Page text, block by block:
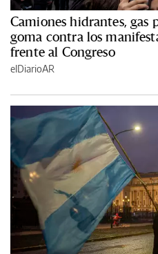
Camiones hidrantes, gas
goma contra los
frente al Congreso
elDiarioAR